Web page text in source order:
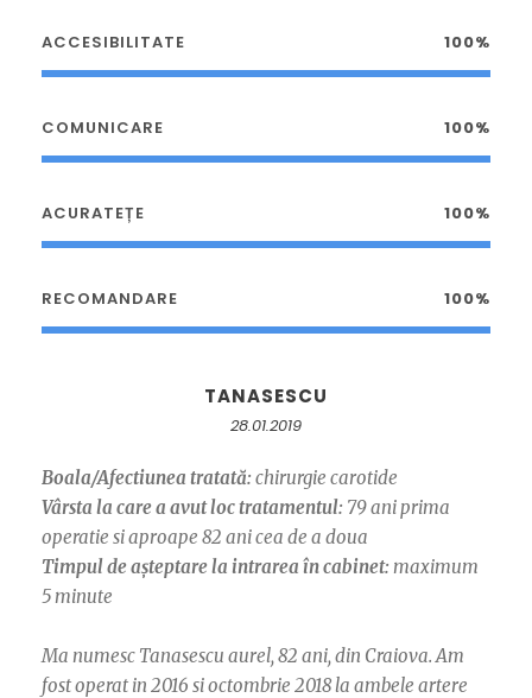
ACCESIBILITATE 100%
COMUNICARE 100%
ACURATEȚE 100%
RECOMANDARE 100%
TANASESCU
28.01.2019
Boala/Afectiunea tratată: chirurgie carotide
Vârsta la care a avut loc tratamentul: 79 ani prima
operatie si aproape 82 ani cea de a doua
Timpul de așteptare la intrarea în cabinet: maximum
5 minute
Ma numesc Tanasescu aurel, 82 ani, din Craiova. Am
fost operat in 2016 si octombrie 2018 la ambele artere